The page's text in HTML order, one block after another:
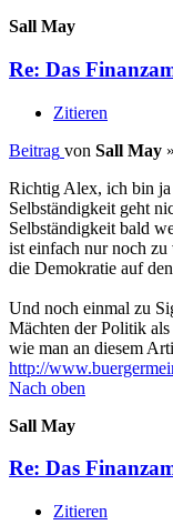
Sall May
Re: Das
Zitieren
Beitrag von Sall May »
Richtig Alex, ich bin ja
Selbständigkeit geht
Selbständigkeit bald
ist einfach nur noch zu
die Demokratie auf
Und noch einmal zu
Mächten der Politik
wie man an diesem
http://
Nach oben
Sall May
Re: Das
Zitieren